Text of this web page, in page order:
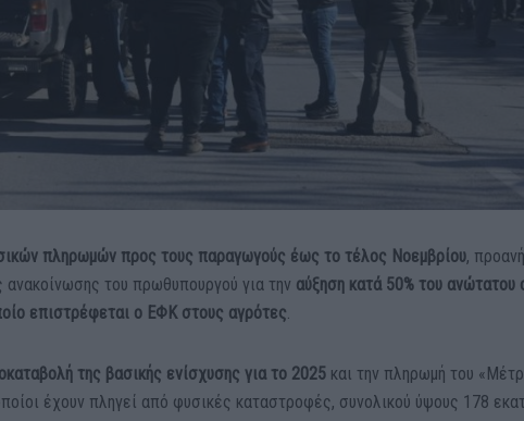
πληρωμών προς τους παραγωγούς έως το τέλος Νοεμβρίου,
ανακοίνωσης του πρωθυπουργού για την αύξηση κατά 50% του ανώτατου
επιστρέφεται ο ΕΦΚ στους αγρότες.
της βασικής ενίσχυσης για το 2025 και την πληρωμή του
έχουν πληγεί από φυσικές καταστροφές, συνολικού ύψους 178